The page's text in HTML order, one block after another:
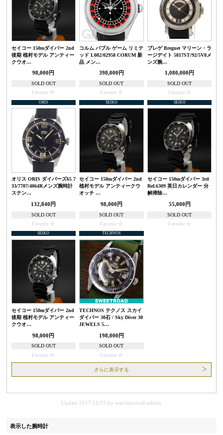
セイコー 150mダイバー 2nd
後期 植村モデル アンティー
クウオ…
98,000円
SOLD OUT
Favorite
コルム バブル ゲーム リミテ
ッド L082/02958 CORUM 新
品 メン…
398,000円
SOLD OUT
Favorite
ブレゲ Breguet マリーン・ラ
ージデイト 5817ST/92/5V8メ
ンズ腕…
1,080,000円
SOLD OUT
Favorite
ORIS
オリス ORIS ダイバーズ65 7
33/7707/4064Rメンズ腕時計
ステン…
132,840円
SOLD OUT
Favorite
SEIKO
セイコー 150mダイバー 2nd
植村モデル アンティークウ
オッチ …
98,000円
SOLD OUT
Favorite
SEIKO
セイコー 150mダイバー 3rd
Ref.6309 英日カレンダー 分
解掃除…
55,000円
SOLD OUT
Favorite
SEIKO
セイコー 150mダイバー 2nd
後期 植村モデル アンティー
クウオ…
98,000円
SOLD OUT
Favorite
TECHNOS
TECHNOS テクノス スカイ
ダイバー 30石 / Sky Diver 30
JEWELS 5…
198,000円
SOLD OUT
Favorite
さらに表示する
Update 2017/11/15 bywatchjournal-admin
表示した腕時計